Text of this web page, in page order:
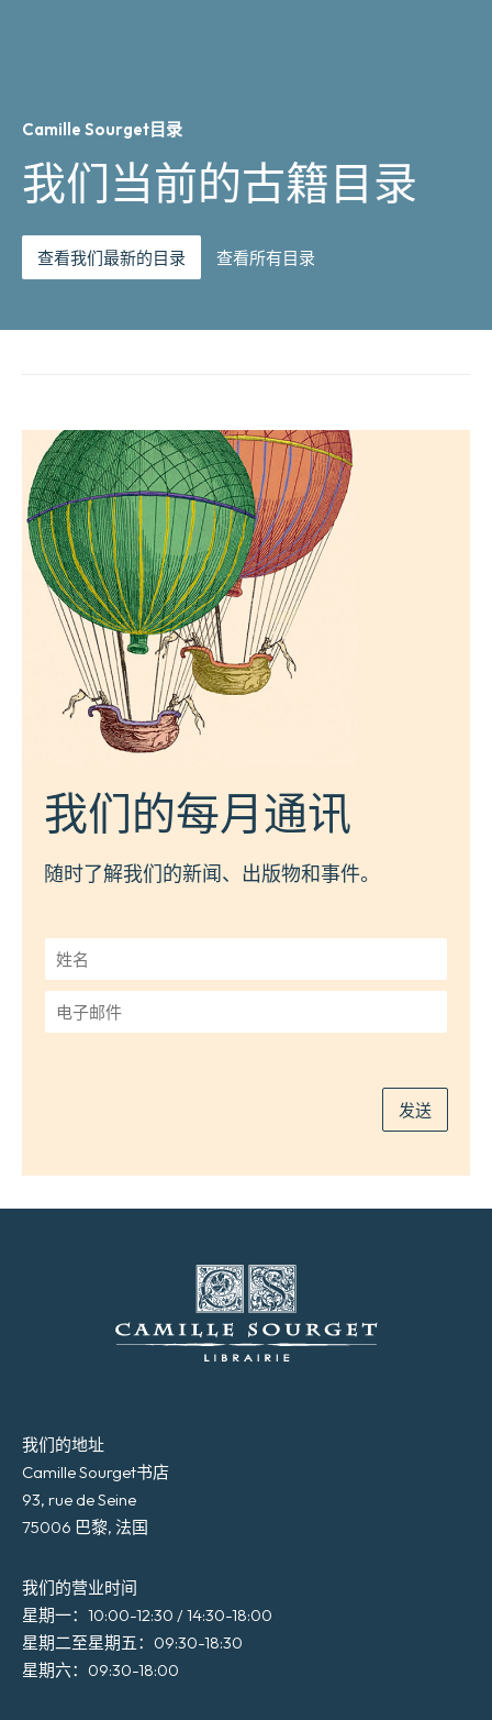
Camille Sourget目录
我们当前的古籍目录
查看我们最新的目录 查看所有目录
我们的每月通讯
随时了解我们的新闻、出版物和事件。
姓
名
*
子
发送
我们的地址
Camille Sourget书店
93, rue de Seine
75006 巴黎, 法国
我们的营业时间
星期一：10:00-12:30 / 14:30-18:00
星期二至星期五：09:30-18:30
星期六：09:30-18:00